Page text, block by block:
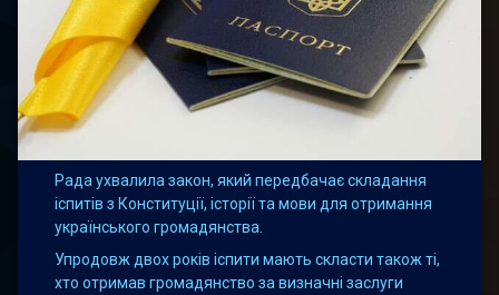
Рада ухвалила закон, який передбачає складання
іспитів з Конституції, історії та мови для отримання
українського громадянства.
Упродовж двох років іспити мають скласти також ті,
хто отримав громадянство за визначні заслуги